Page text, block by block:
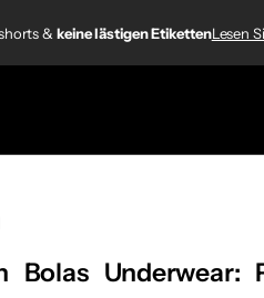
& keine lästigen EtikettenLesen
keine lästigen Etiketten
Bolas Underwear: